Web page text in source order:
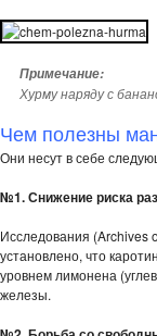
Примечание:
Хурму наряду с
Чем полезны
Они несут в себе
№1. Снижение риска
Исследования
установлено, что
уровнем лимонена
железы.